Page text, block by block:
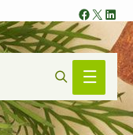
X
Main
Menu
Search